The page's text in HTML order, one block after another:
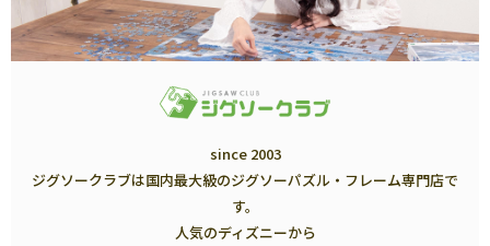
since 2003
ジグソークラブは国内最大級のジグソーパズル・フレーム専門店で
す。
人気のディズニーから